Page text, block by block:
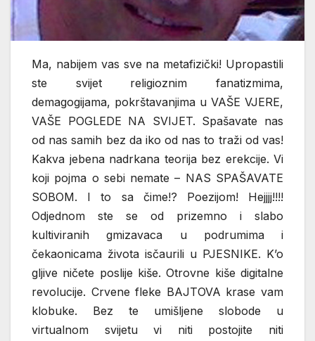
Ma, nabijem vas sve na metafizički! Upropastili
ste svijet religioznim fanatizmima,
demagogijama, pokrštavanjima u VAŠE VJERE,
VAŠE POGLEDE NA SVIJET. Spašavate nas
od nas samih bez da iko od nas to traži od vas!
Kakva jebena nadrkana teorija bez erekcije. Vi
koji pojma o sebi nemate – NAS SPAŠAVATE
SOBOM. I to sa čime!? Poezijom! Hejjjj!!!!
Odjednom ste se od prizemno i slabo
kultiviranih gmizavaca u podrumima i
čekaonicama života isčaurili u PJESNIKE. K’o
gljive ničete poslije kiše. Otrovne kiše digitalne
revolucije. Crvene fleke BAJTOVA krase vam
klobuke. Bez te umišljene slobode u
virtualnom svijetu vi niti postojite niti